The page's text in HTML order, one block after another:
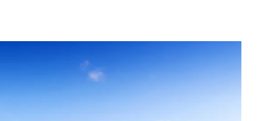
pas passer cette opportunité rare et contactez-nous
pour plus d’informations ou pour organiser une
de 28 lots Estimatif charges annuelles de